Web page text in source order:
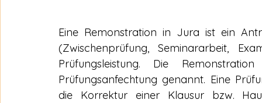
Eine Remonstration in Jura ist ein
(Zwischenprüfung, Seminararbeit,
Prüfungsleistung. Die
Prüfungsanfechtung genannt. Eine
die Korrektur einer Klausur bzw.